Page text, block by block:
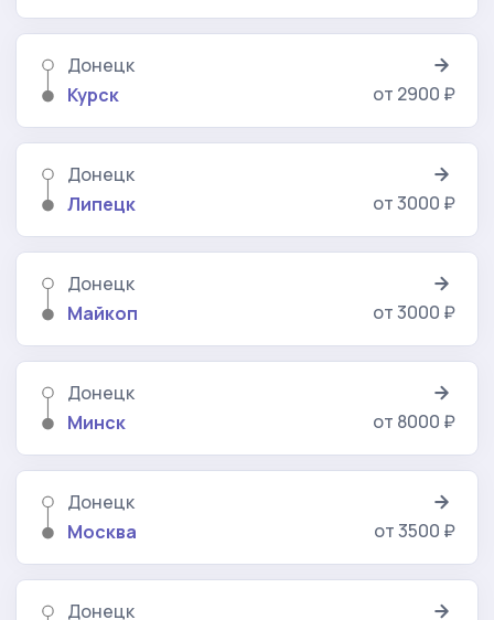
Донецк
Курск
от 2900 ₽
Донецк
Липецк
от 3000 ₽
Донецк
Майкоп
от 3000 ₽
Донецк
Минск
от 8000 ₽
Донецк
Москва
от 3500 ₽
Донецк